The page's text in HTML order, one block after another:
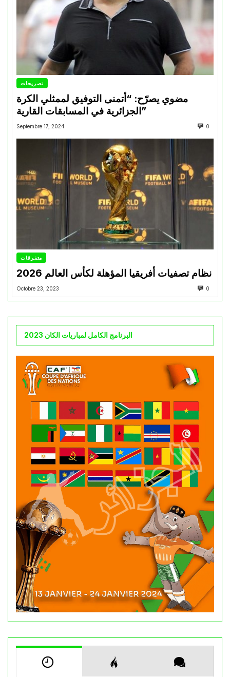
تصريحات
مضوي يصرّح: “أتمنى التوفيق لممثلي الكرة
الجزائرية في المسابقات القارية”
Septembre 17, 2024 0
متفرقات
نظام تصفيات أفريقيا المؤهلة لكأس العالم 2026
Octobre 23, 2023 0
البرنامج الكامل لمباريات الكان 2023